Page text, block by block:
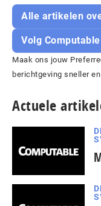
Alle artikelen
Volg
Maak ons jouw
berichtgeving sneller
Actuele